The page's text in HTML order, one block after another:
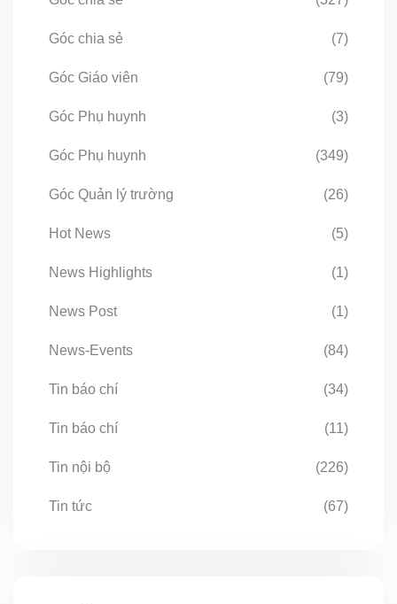
Góc chia sẻ (7)
Góc Giáo viên (79)
Góc Phụ huynh (3)
Góc Phụ huynh (349)
Góc Quản lý trường (26)
Hot News (5)
News Highlights (1)
News Post (1)
News-Events (84)
Tin báo chí (34)
Tin báo chí (11)
Tin nội bộ (226)
Tin tức (67)